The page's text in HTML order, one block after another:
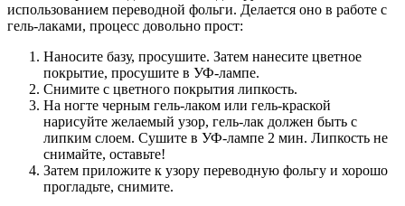
использованием переводной фольги. Делается оно в работе с
гель-лаками, процесс довольно прост:
Наносите базу, просушите. Затем нанесите цветное
покрытие, просушите в УФ-лампе.
Снимите с цветного покрытия липкость.
На ногте черным гель-лаком или гель-краской
нарисуйте желаемый узор, гель-лак должен быть с
липким слоем. Сушите в УФ-лампе 2 мин. Липкость не
снимайте, оставьте!
Затем приложите к узору переводную фольгу и хорошо
прогладьте, снимите.